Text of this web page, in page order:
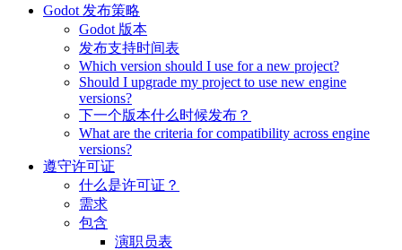
Godot 发布策略
Godot 版本
发布支持时间表
Which version should I use for a new project?
Should I upgrade my project to use new engine
versions?
下一个版本什么时候发布？
What are the criteria for compatibility across engine
versions?
遵守许可证
什么是许可证？
需求
包含
演职员表